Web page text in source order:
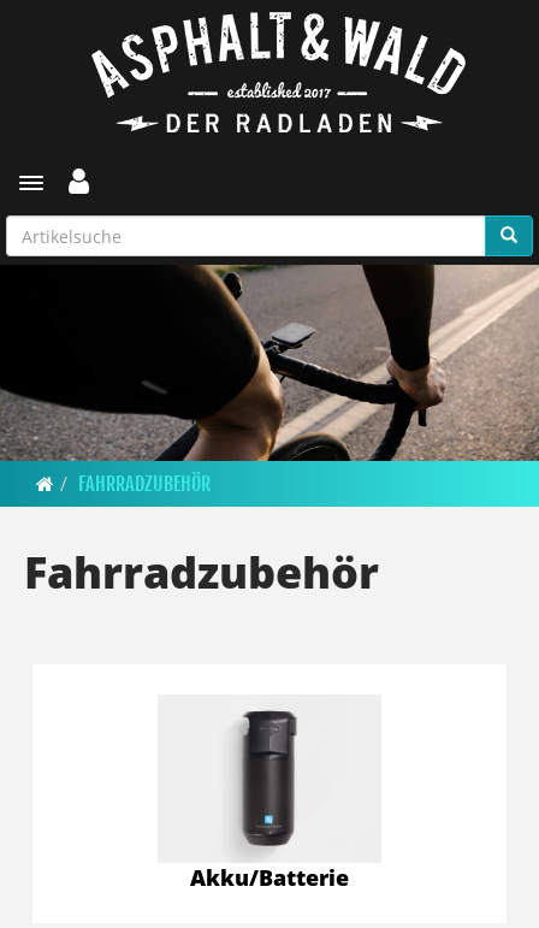
Toggle navigation
FAHRRADZUBEHÖR
Fahrradzubehör
Akku/Batterie